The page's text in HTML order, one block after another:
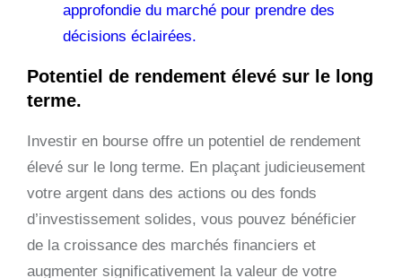
approfondie du marché pour prendre des
décisions éclairées.
Potentiel de rendement élevé sur le long
terme.
Investir en bourse offre un potentiel de rendement
élevé sur le long terme. En plaçant judicieusement
votre argent dans des actions ou des fonds
d’investissement solides, vous pouvez bénéficier
de la croissance des marchés financiers et
augmenter significativement la valeur de votre